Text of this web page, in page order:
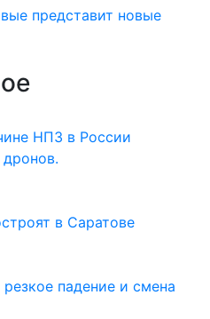
представит новые
НПЗ в России
в Саратове
падение и смена